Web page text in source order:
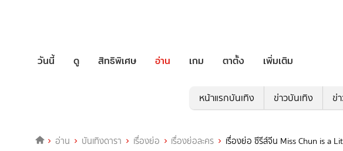
วันนี้ ดู สิทธิพิเศษ อ่าน เกม ตาตั้ง เพิ่มเติม
หน้าแรกบันเทิง ข่าวบันเทิง ข่
อ่าน บันเทิงดารา เรื่องย่อ เรื่องย่อละคร เรื่องย่อ ซีรีส์จีน Miss Chun is a